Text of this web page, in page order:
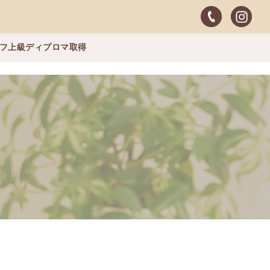
上級ディプロマ取得